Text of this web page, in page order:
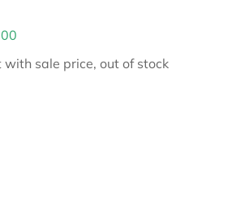
with sale price, out of stock